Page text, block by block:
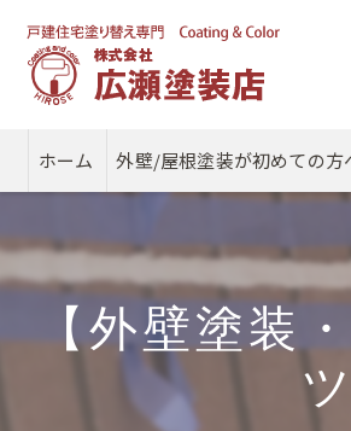
ホーム 外壁/屋根塗装が初めての方
【外壁塗装